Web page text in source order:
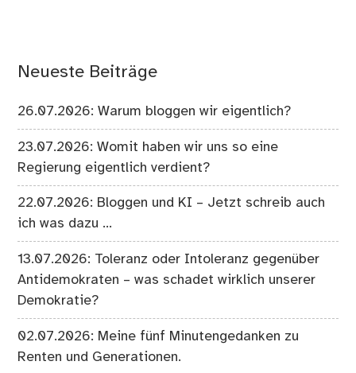
Neueste Beiträge
26.07.2026: Warum bloggen wir eigentlich?
23.07.2026: Womit haben wir uns so eine
Regierung eigentlich verdient?
22.07.2026: Bloggen und KI – Jetzt schreib auch
ich was dazu …
13.07.2026: Toleranz oder Intoleranz gegenüber
Antidemokraten – was schadet wirklich unserer
Demokratie?
02.07.2026: Meine fünf Minutengedanken zu
Renten und Generationen.